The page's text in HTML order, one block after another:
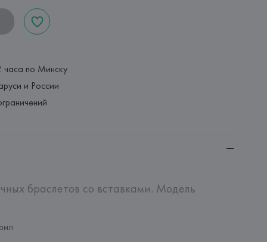
часа по Минску
и России
браслетов со вставками. Модель